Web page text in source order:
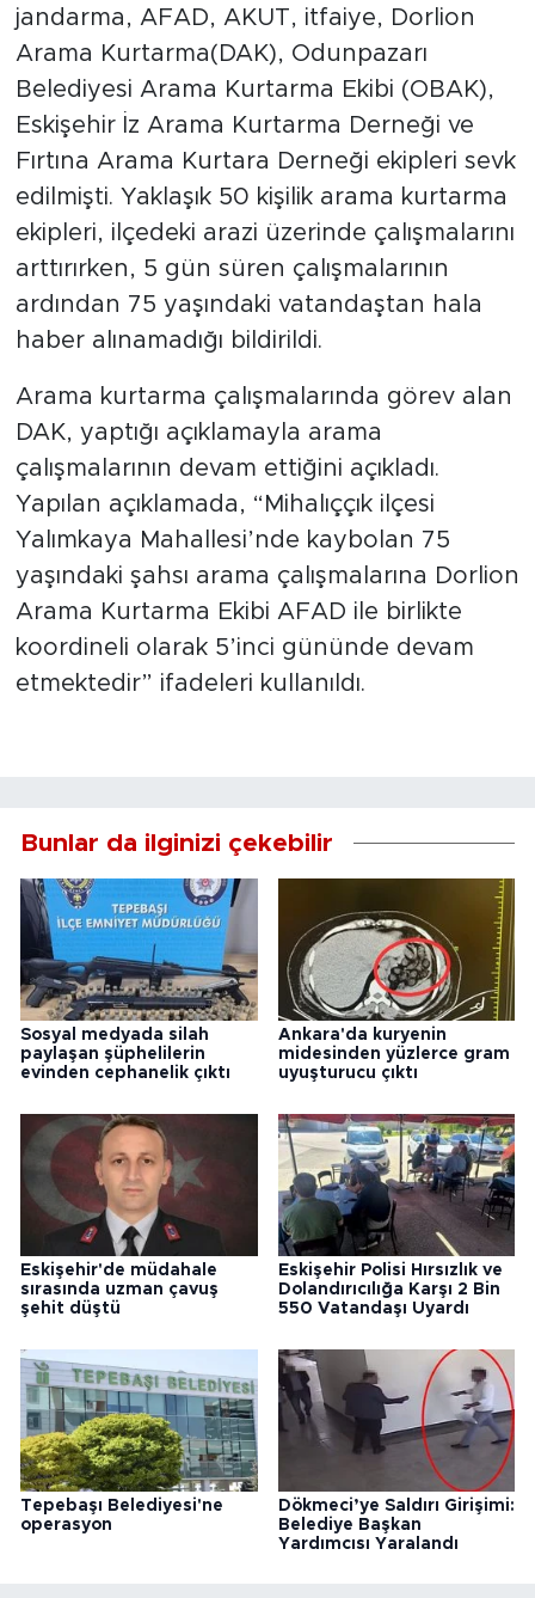
jandarma, AFAD, AKUT, itfaiye, Dorlion
Arama Kurtarma(DAK), Odunpazarı
Belediyesi Arama Kurtarma Ekibi (OBAK),
Eskişehir İz Arama Kurtarma Derneği ve
Fırtına Arama Kurtara Derneği ekipleri sevk
edilmişti. Yaklaşık 50 kişilik arama kurtarma
ekipleri, ilçedeki arazi üzerinde çalışmalarını
arttırırken, 5 gün süren çalışmalarının
ardından 75 yaşındaki vatandaştan hala
haber alınamadığı bildirildi.
Arama kurtarma çalışmalarında görev alan
DAK, yaptığı açıklamayla arama
çalışmalarının devam ettiğini açıkladı.
Yapılan açıklamada, “Mihalıççık ilçesi
Yalımkaya Mahallesi’nde kaybolan 75
yaşındaki şahsı arama çalışmalarına Dorlion
Arama Kurtarma Ekibi AFAD ile birlikte
koordineli olarak 5’inci gününde devam
etmektedir” ifadeleri kullanıldı.
Bunlar da ilginizi çekebilir
Sosyal medyada silah
paylaşan şüphelilerin
evinden cephanelik çıktı
Ankara'da kuryenin
midesinden yüzlerce gram
uyuşturucu çıktı
Eskişehir'de müdahale
sırasında uzman çavuş
şehit düştü
Eskişehir Polisi Hırsızlık ve
Dolandırıcılığa Karşı 2 Bin
550 Vatandaşı Uyardı
Tepebaşı Belediyesi'ne
operasyon
Dökmeci’ye Saldırı Girişimi:
Belediye Başkan
Yardımcısı Yaralandı